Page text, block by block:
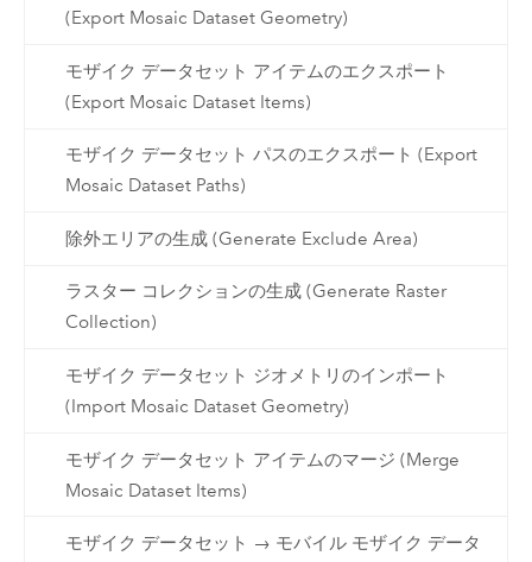
(Export Mosaic Dataset Geometry)
モザイク データセット アイテムのエクスポート
(Export Mosaic Dataset Items)
モザイク データセット パスのエクスポート (Export
Mosaic Dataset Paths)
除外エリアの生成 (Generate Exclude Area)
ラスター コレクションの生成 (Generate Raster
Collection)
モザイク データセット ジオメトリのインポート
(Import Mosaic Dataset Geometry)
モザイク データセット アイテムのマージ (Merge
Mosaic Dataset Items)
モザイク データセット → モバイル モザイク データ